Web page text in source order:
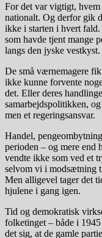
For det var vigtigt,
nationalt. Og derfor gik
ikke i starten i hvert
som havde tjent mange
langs den jyske
De små værnemagere fik
ikke kunne forvente
det. Eller deres
samarbejdspolitikken,
men et regeringsansvar.
Handel,
perioden – og mere
vendte ikke som ved et
selvom vi i modsætning
Men alligevel tager det
hjulene i gang igen.
Tid og demokratisk
folketinget – både i
det sig, at de gamle